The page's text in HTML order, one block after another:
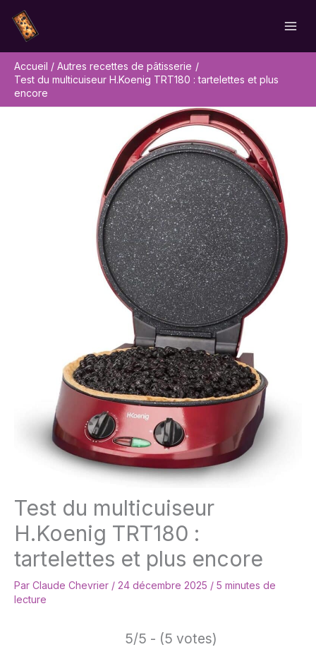
contenu
Accueil
Autres recettes de pâtisserie
Test du multicuiseur H.Koenig TRT180 : tartelettes et plus
encore
Test du multicuiseur
H.Koenig TRT180 :
tartelettes et plus encore
Par Claude Chevrier / 24 décembre 2025 / 5 minutes de
lecture
5/5 - (5 votes)
Rechercher